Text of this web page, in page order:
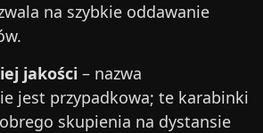
na szybkie oddawanie
jakości – nazwa
jest przypadkowa; te karabinki
skupienia na dystansie